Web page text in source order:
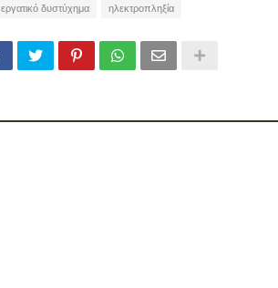
εργατικό δυστύχημα ηλεκτροπληξία